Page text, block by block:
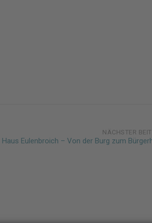
NÄCHSTER
Haus Eulenbroich – Von der Burg zum